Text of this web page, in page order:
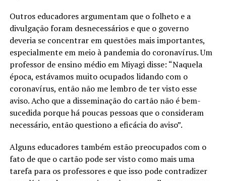
Outros educadores argumentam que o folheto e a
divulgação foram desnecessários e que o governo
deveria se concentrar em questões mais importantes,
especialmente em meio à pandemia do coronavírus. Um
professor de ensino médio em Miyagi disse: “Naquela
época, estávamos muito ocupados lidando com o
coronavírus, então não me lembro de ter visto esse
aviso. Acho que a disseminação do cartão não é bem-
sucedida porque há poucas pessoas que o consideram
necessário, então questiono a eficácia do aviso”.
Alguns educadores também estão preocupados com o
fato de que o cartão pode ser visto como mais uma
tarefa para os professores e que isso pode contradizer